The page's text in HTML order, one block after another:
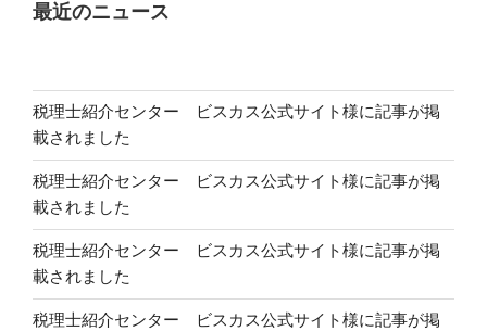
最近のニュース
税理士紹介センター ビスカス公式サイト様に記事が掲
載されました
税理士紹介センター ビスカス公式サイト様に記事が掲
載されました
税理士紹介センター ビスカス公式サイト様に記事が掲
載されました
税理士紹介センター ビスカス公式サイト様に記事が掲